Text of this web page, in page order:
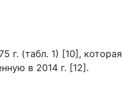
г. (табл. 1) [10], которая
в 2014 г. [12].